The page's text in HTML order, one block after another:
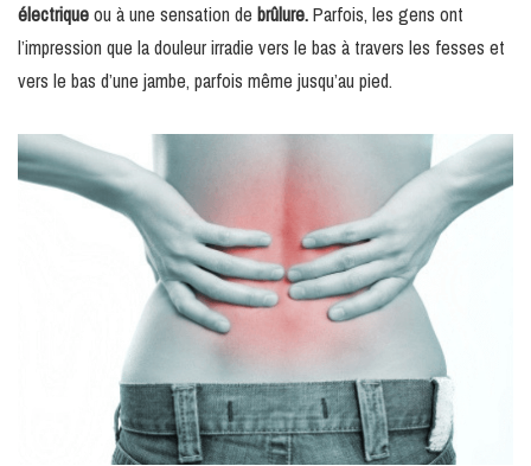
électriqueou à une sensation de brûlure.Parfois, les gens ont
l’impression que la douleur irradie vers le bas à travers les fesses et
vers le bas d’une jambe, parfois même jusqu’au pied.